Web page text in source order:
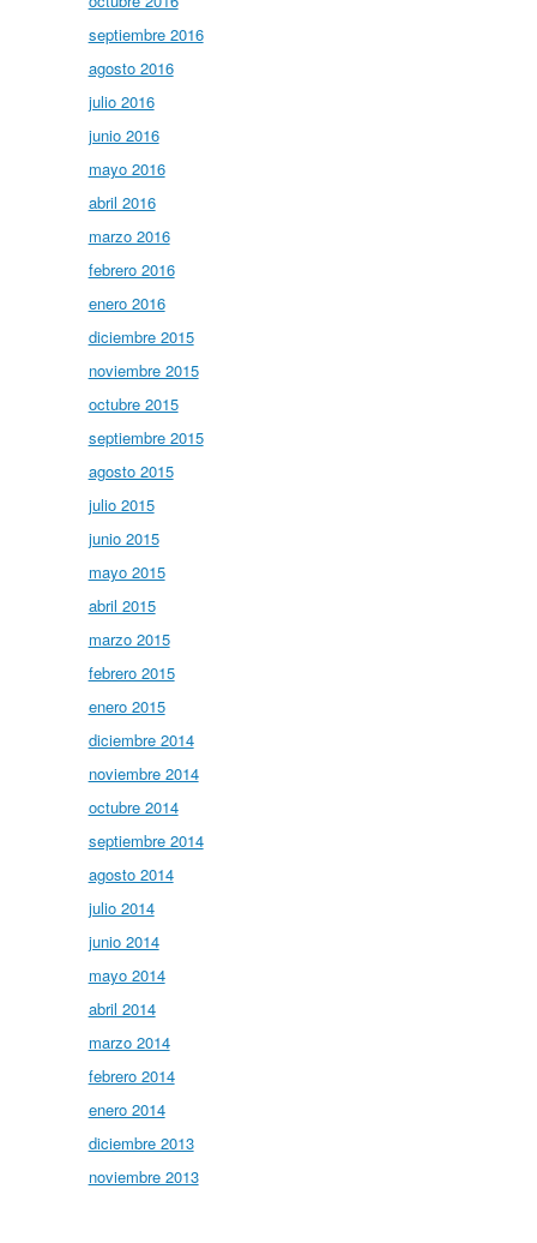
septiembre 2016
agosto 2016
julio 2016
junio 2016
mayo 2016
abril 2016
marzo 2016
febrero 2016
enero 2016
diciembre 2015
noviembre 2015
octubre 2015
septiembre 2015
agosto 2015
julio 2015
junio 2015
mayo 2015
abril 2015
marzo 2015
febrero 2015
enero 2015
diciembre 2014
noviembre 2014
octubre 2014
septiembre 2014
agosto 2014
julio 2014
junio 2014
mayo 2014
abril 2014
marzo 2014
febrero 2014
enero 2014
diciembre 2013
noviembre 2013